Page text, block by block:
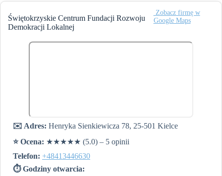
Świętokrzyskie Centrum Fundacji Rozwoju
Demokracji Lokalnej
️ Zobacz firmę w
Google Maps
✉️ Adres: Henryka Sienkiewicza 78, 25-501 Kielce
⭐️ Ocena: ★★★★★ (5.0) – 5 opinii
Telefon: +48413446630
⏱ Godziny otwarcia: